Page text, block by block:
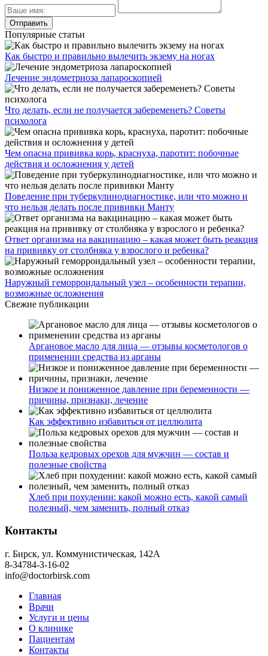
Популярные статьи
Как быстро и правильно вылечить экзему на ногах
Лечение эндометриоза лапароскопией
Что делать, если не получается забеременеть? Советы
психолога
Чем опасна прививка корь, краснуха, паротит: побочные
действия и осложнения у детей
Поведение при туберкулинодиагностике, или что можно и
что нельзя делать после прививки Манту
Ответ организма на вакцинацию – какая может быть реакция
на прививку от столбняка у взрослого и ребенка?
Наружный геморроидальный узел – особенности терапии,
возможные осложнения
Свежие публикации
Аргановое масло для лица — отзывы косметологов о
применении средства из арганы
Низкое и пониженное давление при беременности —
причины, признаки, лечение
Как эффективно избавиться от целлюлита
Польза кедровых орехов для мужчин — состав и
полезные свойства
Хлеб при похудении: какой можно есть, какой самый
полезный, чем заменить, полный отказ
Контакты
г. Бирск, ул. Коммунистическая, 142А
8-34784-3-16-02
info@doctorbirsk.com
Главная
Врачи
Услуги и цены
О клинике
Пациентам
Контакты